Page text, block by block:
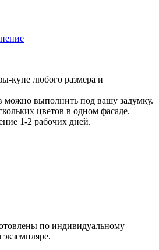
купе любого размера и
можно выполнить под вашу задумку.
цветов в одном фасаде.
1-2 рабочих дней.
по индивидуальному